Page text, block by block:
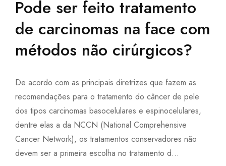
Pode ser feito tratamento
de carcinomas na face com
métodos não cirúrgicos?
De acordo com as principais diretrizes que fazem as
recomendações para o tratamento do câncer de pele
dos tipos carcinomas basocelulares e espinocelulares,
dentre elas a da NCCN (National Comprehensive
Cancer Network), os tratamentos conservadores não
devem ser a primeira escolha no tratamento d...